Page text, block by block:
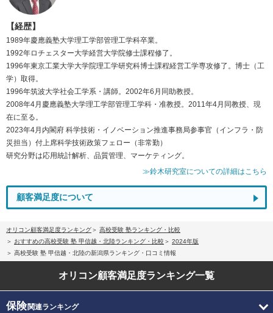
【経歴】
1989年慶應義塾大学理工学部管理工学科卒業。
1992年ロチェスター大学経営大学院修士課程修了。
1996年東京工業大学大学院理工学研究科博士課程経営工学専攻修了。博士（工
学）取得。
1996年筑波大学社会工学系・講師。2002年6月同助教授。
2008年4月慶應義塾大学理工学部管理工学科・准教授。2011年4月同教授、現
在に至る。
2023年4月内閣府 科学技術・イノベーション推進事務局参事官（インフラ・防
災担当）付上席科学技術政策フェロー（非常勤）
研究分野は応用統計解析、品質管理、マーケティング。
≫鈴木研究室についての詳細はこちら
顧客満足度について
オリコン顧客満足度ランキング
高校受験 塾ランキング・比較
おすすめの高校受験 塾 甲信越・北陸ランキング・比較
2024年版
高校受験 塾 甲信越・北陸の新潟県ランキング・口コミ情報
オリコン顧客満足度ランキング一覧
保険関連ランキング